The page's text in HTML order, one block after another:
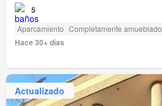
5
Aparcamiento Completamente amueblado
Hace 30+ días
Actualizado